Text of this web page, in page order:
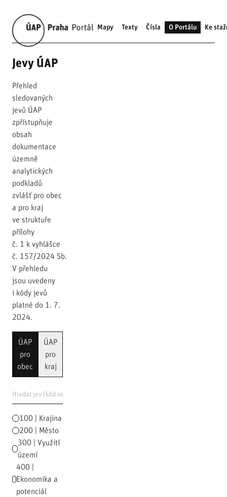
Mapy Texty Čísla O Portálu Ke
Jevy ÚAP
Přehled
sledovaných
jevů ÚAP
zpřístupňuje
obsah
dokumentace
územně
analytických
podkladů
zvlášť pro obec
a pro kraj
ve struktuře
přílohy
č. 1 k vyhlášce
č. 157/2024 Sb.
V přehledu
jsou uvedeny
i kódy jevů
platné do 1. 7.
2024.
ÚAP
pro
obec
ÚAP
pro
kraj
100 | Krajina
200 | Město
300 | Využití
území
400 |
Ekonomika a
potenciál